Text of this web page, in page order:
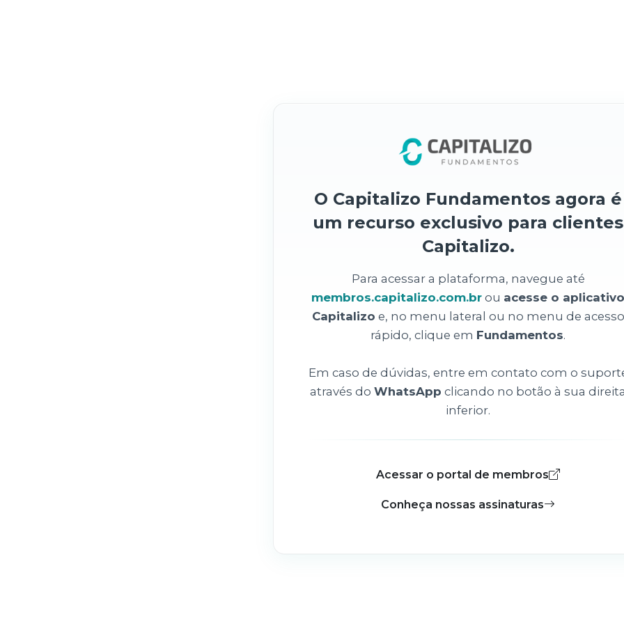
O Capitalizo Fundamentos agora é
um recurso exclusivo para clientes
Capitalizo.
Para acessar a plataforma, navegue até
membros.capitalizo.com.br ou acesse o aplicativo
Capitalizo e, no menu lateral ou no menu de acesso
rápido, clique em Fundamentos.
Em caso de dúvidas, entre em contato com o
através do WhatsApp clicando no botão à sua
inferior.
Acessar o portal de membros
Conheça nossas assinaturas